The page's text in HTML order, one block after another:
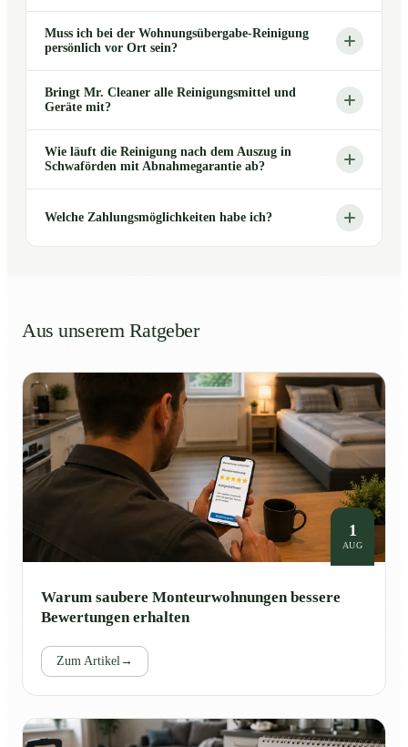
Muss ich bei der Wohnungsübergabe-Reinigung
persönlich vor Ort sein?
Bringt Mr. Cleaner alle Reinigungsmittel und
Geräte mit?
Wie läuft die Reinigung nach dem Auszug in
Schwaförden mit Abnahmegarantie ab?
Welche Zahlungsmöglichkeiten habe ich?
Aus unserem Ratgeber
1
AUG
Warum saubere Monteurwohnungen bessere
Bewertungen erhalten
Zum Artikel →